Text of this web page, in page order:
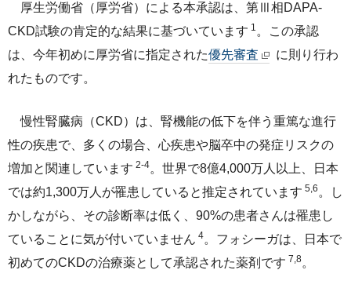
IRメール
ポリシー類
サステナビリティレポート
ESGデータ集
第三者保証
厚生労働省（厚労省）による本承認は、第Ⅲ相DAPA-
CKD試験の肯定的な結果に基づいています 1 。この承認
は、今年初めに厚労省に指定された優先審査
に則り行わ
れたものです。
慢性腎臓病（CKD）は、腎機能の低下を伴う重篤な進行
性の疾患で、多くの場合、心疾患や脳卒中の発症リスクの
増加と関連しています 2-4。世界で8億4,000万人以上、日本
では約1,300万人が罹患していると推定されています 5,6 。し
かしながら、その診断率は低く、90%の患者さんは罹患し
ていることに気が付いていません 4。フォシーガは、日本で
初めてのCKDの治療薬として承認された薬剤です 7,8。